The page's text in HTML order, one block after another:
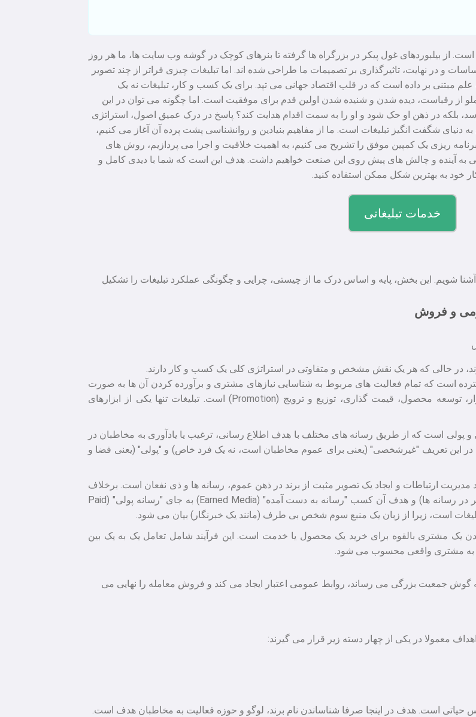
از بیلبوردهای غول پیکر در بزرگراه ها گرفته تا بنرهای کوچک در گوشه وب سایت ها، ما هر روز
و در نهایت، تاثیرگذاری بر تصمیمات ما طراحی شده اند. اما تبلیغات چیزی فراتر از چند تصویر
مبتنی بر داده است که در قلب اقتصاد جهانی می تپد. برای یک کسب و کار، تبلیغات نه یک
از رقباست، دیده شدن و شنیده شدن اولین قدم برای موفقیت است. اما چگونه می توان در این
بلکه در ذهن او حک شود و او را به سمت اقدام هدایت کند؟ پاسخ در درک عمیق اصول، استراتژی
دنیای شگفت انگیز تبلیغات است. ما از مفاهیم بنیادین و روانشناسی پشت پرده آن آغاز می کنیم،
برنامه ریزی یک کمپین موفق را تشریح می کنیم، به اهمیت خلاقیت و اجرا می پردازیم، روش های
به آینده و چالش های پیش روی این صنعت خواهیم داشت. هدف این است که شما با دیدی کامل و
خود به بهترین شکل ممکن استفاده کنید.
خدمات تبلیغاتی
آن آشنا شویم. این بخش، پایه و اساس درک ما از چیستی، چرایی و چگونگی عملکرد تبلیغات را تشکیل
و فروش
در حالی که هر یک نقش مشخص و متفاوتی در استراتژی کلی یک کسب و کار دارند.
است که تمام فعالیت های مربوط به شناسایی نیازهای مشتری و برآورده کردن آن ها به صورت
سودآور را در بر می گیرد. این فعالیت ها شامل تحقیقات بازار، توسعه محصول، قیمت گذاری، توزیع و ترویج (Promotion) است. تبلیغات تنها یکی از ابزارهای
پولی است که از طریق رسانه های مختلف با هدف اطلاع رسانی، ترغیب یا یادآوری به مخاطبان در
این تعریف "غیرشخصی" (یعنی برای عموم مخاطبان است، نه یک فرد خاص) و "پولی" (یعنی فضا و
مدیریت ارتباطات و ایجاد یک تصویر مثبت از برند در ذهن عموم، رسانه ها و ذی نفعان است. برخلاف
تبلیغات، روابط عمومی اغلب رایگان است (مانند انتشار یک خبر در رسانه ها) و هدف آن کسب "رسانه به دست آمده" (Earned Media) به جای "رسانه پولی" (Paid
یک مشتری بالقوه برای خرید یک محصول یا خدمت است. این فرآیند شامل تعامل یک به یک بین
به مشتری واقعی محسوب می شود.
به گوش جمعیت بزرگی می رساند، روابط عمومی اعتبار ایجاد می کند و فروش معامله را نهایی می
معمولا در یکی از چهار دسته زیر قرار می گیرند:
حیاتی است. هدف در اینجا صرفا شناساندن نام برند، لوگو و حوزه فعالیت به مخاطبان هدف است.